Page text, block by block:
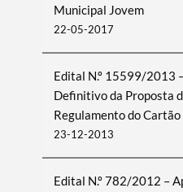
Municipal Jovem
22-05-2017
Edital N.º 15599/2013
Definitivo da Proposta
Regulamento do
23-12-2013
Edital N.º 782/2012 –